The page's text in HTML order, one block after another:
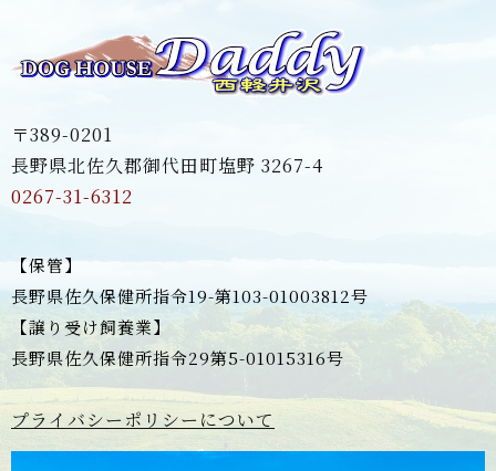
〒389-0201
長野県北佐久郡御代田町塩野 3267-4
0267-31-6312
【保管】
長野県佐久保健所指令19-第103-01003812号
【譲り受け飼養業】
長野県佐久保健所指令29第5-01015316号
プライバシーポリシーについて